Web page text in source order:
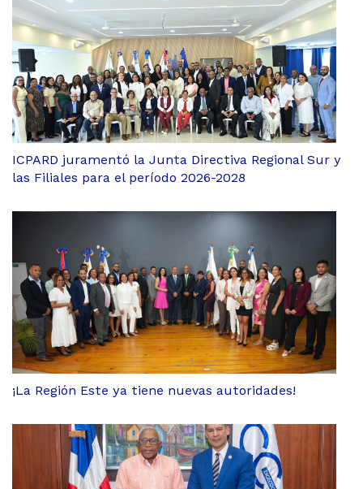
ICPARD juramentó la Junta Directiva Regional Sur y
las Filiales para el período 2026-2028
¡La Región Este ya tiene nuevas autoridades!